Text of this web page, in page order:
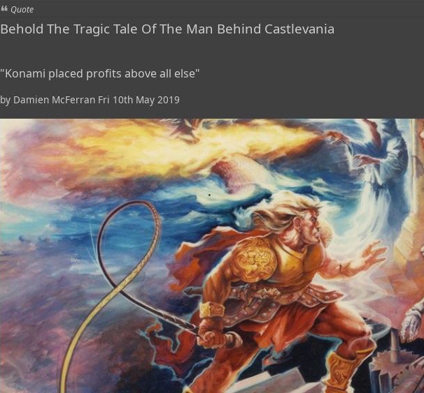
Quote
Behold The Tragic Tale Of The Man Behind Castlevania
"Konami placed profits above all else"
by Damien McFerran Fri 10th May 2019